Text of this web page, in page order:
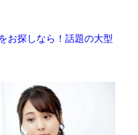
お探しなら！話題の大型